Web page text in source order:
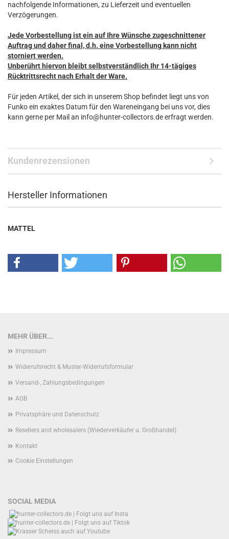
nachfolgende Informationen, zu Lieferzeit und eventuellen
Verzögerungen.
Jede Vorbestellung ist ein auf Ihre Wünsche zugeschnittener
Auftrag und daher final, d.h. eine Vorbestellung kann nicht
storniert werden.
Unberührt hiervon bleibt selbstverständlich Ihr 14-tägiges
Rücktrittsrecht nach Erhalt der Ware.
Für jeden Artikel, der sich in unserem Shop befindet liegt uns von
Funko ein exaktes Datum für den Wareneingang bei uns vor, dies
kann gerne per Mail an info@hunter-collectors.de erfragt werden.
Kundenrezensionen
Hersteller Informationen
MATTEL
MEHR ÜBER...
Impressum
Widerrufsrecht & Muster-Widerrufsformular
Versand-, Zahlungsbedingungen
AGB
Privatsphäre und Datenschutz
Resellers and wholesalers (Wiederverkäufer u. Großhandel)
Kontakt
Cookie Einstellungen
SOCIAL MEDIA